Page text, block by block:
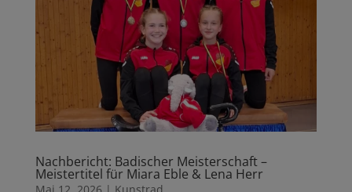
Nachbericht: Badischer Meisterschaft –
Meistertitel für Miara Eble & Lena Herr